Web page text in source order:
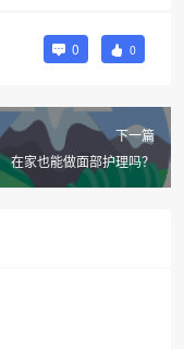
0 0
下一篇
在家也能做面部护理吗？